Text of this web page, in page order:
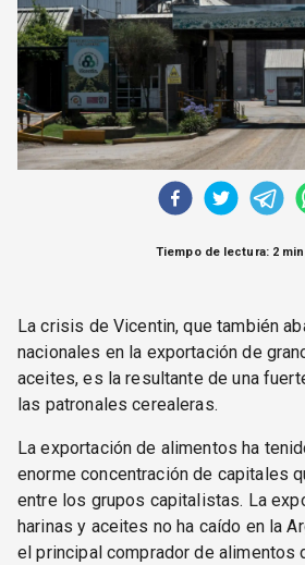
OPINIÓN
ALTAMIRA
Política Obrera
CONTACTO
Tiempo de lectura: 2
La crisis de Vicentin, que también
nacionales en la exportación de
aceites, es la resultante de una
las patronales cerealeras.
La exportación de alimentos ha
enorme concentración de capitales
entre los grupos capitalistas. La
harinas y aceites no ha caído en la
el principal comprador de alimentos